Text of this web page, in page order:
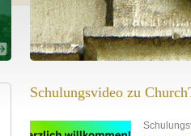
Schulungsvideo zu